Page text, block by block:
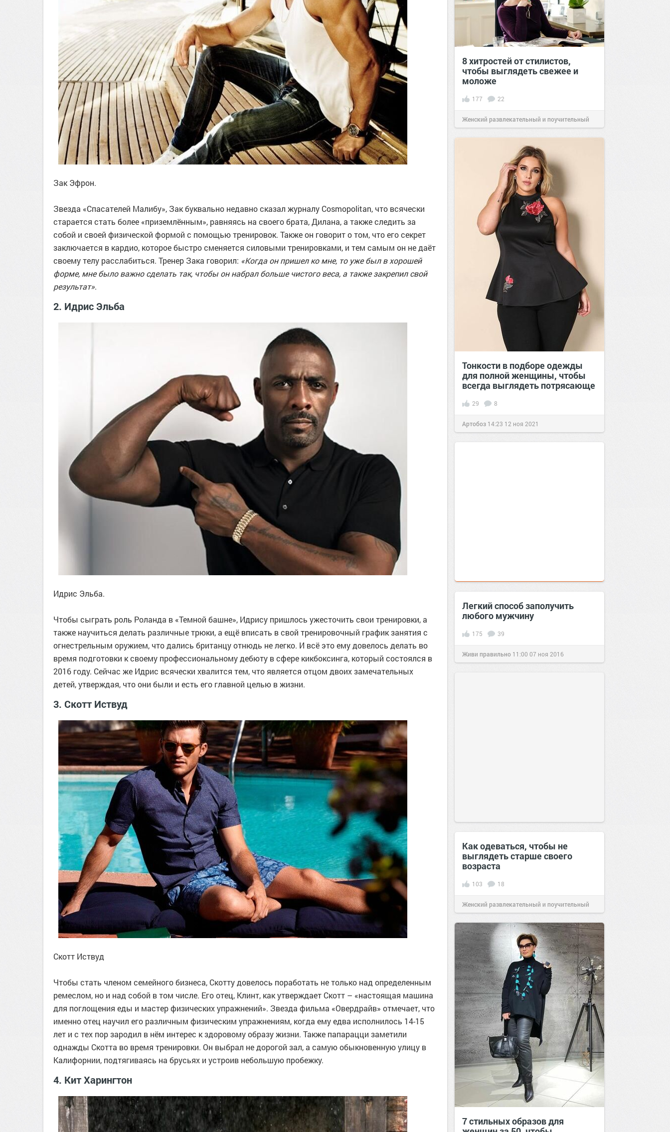
Зак Эфрон.
Звезда «Спасателей Малибу», Зак буквально недавно сказал журналу Cosmopolitan, что всячески
старается стать более «приземлённым», равняясь на своего брата, Дилана, а также следить за
собой и своей физической формой с помощью тренировок. Также он говорит о том, что его секрет
заключается в кардио, которое быстро сменяется силовыми тренировками, и тем самым он не даёт
своему телу расслабиться. Тренер Зака говорил: «Когда он пришел ко мне, то уже был в хорошей
форме, мне было важно сделать так, чтобы он набрал больше чистого веса, а также закрепил свой
результат».
2. Идрис Эльба
Идрис Эльба.
Чтобы сыграть роль Роланда в «Темной башне», Идрису пришлось ужесточить свои тренировки, а
также научиться делать различные трюки, а ещё вписать в свой тренировочный график занятия с
огнестрельным оружием, что дались британцу отнюдь не легко. И всё это ему довелось делать во
время подготовки к своему профессиональному дебюту в сфере кикбоксинга, который состоялся в
2016 году. Сейчас же Идрис всячески хвалится тем, что является отцом двоих замечательных
детей, утверждая, что они были и есть его главной целью в жизни.
3. Скотт Иствуд
Скотт Иствуд
Чтобы стать членом семейного бизнеса, Скотту довелось поработать не только над определенным
ремеслом, но и над собой в том числе. Его отец, Клинт, как утверждает Скотт – «настоящая машина
для поглощения еды и мастер физических упражнений». Звезда фильма «Овердрайв» отмечает, что
именно отец научил его различным физическим упражнениям, когда ему едва исполнилось 14-15
лет и с тех пор зародил в нём интерес к здоровому образу жизни. Также папарацци заметили
однажды Скотта во время тренировки. Он выбрал не дорогой зал, а самую обыкновенную улицу в
Калифорнии, подтягиваясь на брусьях и устроив небольшую пробежку.
4. Кит Харингтон
8 хитростей от стилистов,
чтобы выглядеть свежее и
моложе
177 22
Женский развлекательный и поучительный
сайт.20:3530 июн 2020
Тонкости в подборе одежды
для полной женщины, чтобы
всегда выглядеть потрясающе
29 8
Артобоз 14:23 12 ноя 2021
Легкий способ заполучить
любого мужчину
175 39
Живи правильно 11:00 07 ноя 2016
Как одеваться, чтобы не
выглядеть старше своего
возраста
103 18
Женский развлекательный и поучительный
сайт.10:0002 сен 2018
7 стильных образов для